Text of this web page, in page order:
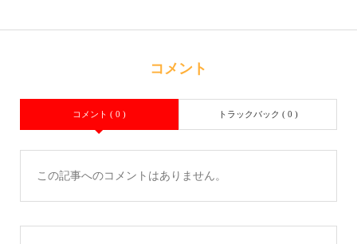
コメント
コメント ( 0 ) トラックバック ( 0 )
この記事へのコメントはありません。